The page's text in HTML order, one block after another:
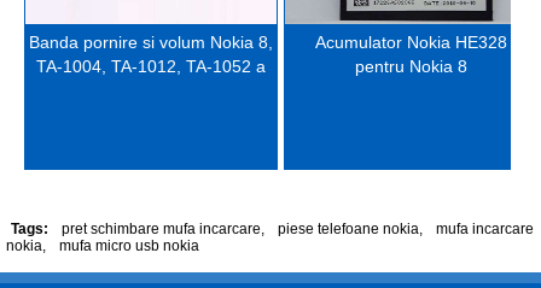
Banda pornire si volum Nokia 8,
TA-1004, TA-1012, TA-1052 a
Acumulator Nokia HE328
pentru Nokia 8
Tags: pret schimbare mufa incarcare, piese telefoane nokia,
mufa incarcare
nokia, mufa micro usb nokia